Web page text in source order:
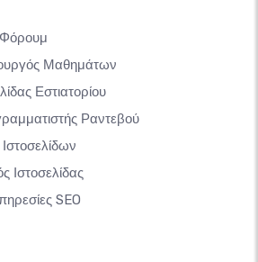
Μαθημάτων
Εστιατορίου
Ραντεβού
Ιστοσελίδας
SEO